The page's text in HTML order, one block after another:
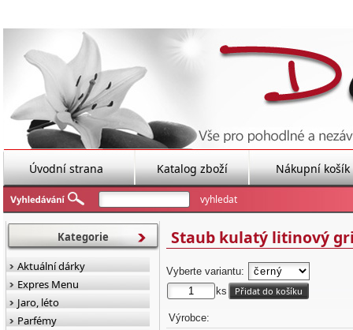
Úvodní strana Katalog zboží Nákupní košík
Staub kulatý litinový
Vyberte variantu:
ks
Výrobce:
Kategorie
Aktuální dárky
Expres Menu
Jaro, léto
Parfémy